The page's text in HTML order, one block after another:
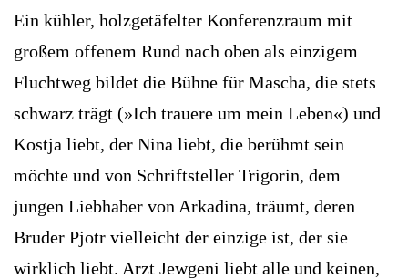
Ein kühler, holzgetäfelter Konferenzraum mit
großem offenem Rund nach oben als einzigem
Fluchtweg bildet die Bühne für Mascha, die stets
schwarz trägt (»Ich trauere um mein Leben«) und
Kostja liebt, der Nina liebt, die berühmt sein
möchte und von Schriftsteller Trigorin, dem
jungen Liebhaber von Arkadina, träumt, deren
Bruder Pjotr vielleicht der einzige ist, der sie
wirklich liebt. Arzt Jewgeni liebt alle und keinen,